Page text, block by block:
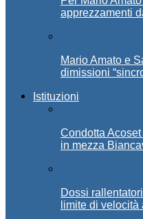
apprezzamenti
Mario Amato e
dimissioni
Istituzioni
Condotta
in mezza
Dossi
limite di velocità